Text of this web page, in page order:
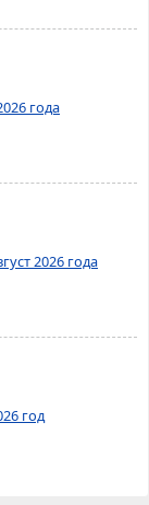
года
2026 года
год